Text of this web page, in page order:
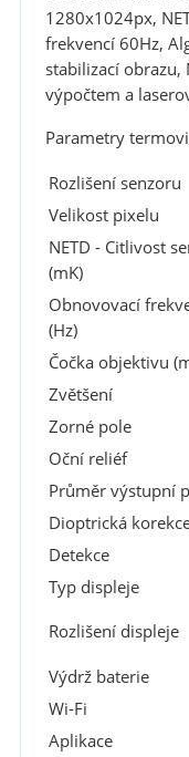
1280x1024px,
frekvencí 60Hz,
stabilizací
výpočtem a
Parametry
Rozlišení senzoru
Velikost pixelu
NETD - Citlivost
(mK)
Obnovovací
(Hz)
Čočka objektivu
Zvětšení
Zorné pole
Oční reliéf
Průměr výstupní
Dioptrická
Detekce
Typ displeje
Rozlišení displeje
Výdrž baterie
Wi-Fi
Aplikace